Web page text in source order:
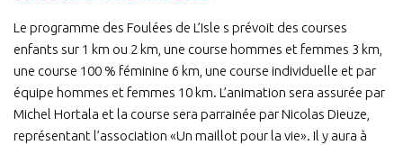
Le programme des Foulées de L’Isle s prévoit des courses
enfants sur 1 km ou 2 km, une course hommes et femmes 3 km,
une course 100 % féminine 6 km, une course individuelle et par
équipe hommes et femmes 10 km. L’animation sera assurée par
Michel Hortala et la course sera parrainée par Nicolas Dieuze,
représentant l’association «Un maillot pour la vie». Il y aura à